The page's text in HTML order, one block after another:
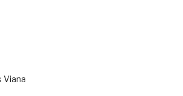
Viana